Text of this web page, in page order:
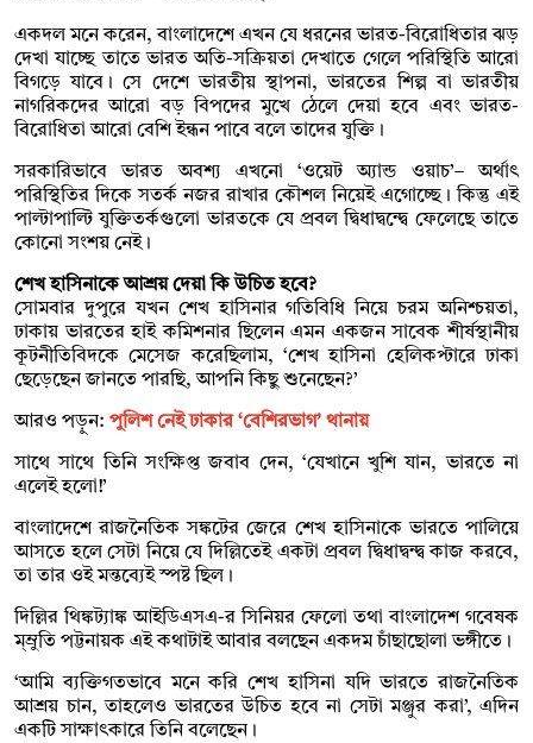
একদল মনে করেন, বাংলাদেশে এখন যে ধরনের ভারত-বিরোধিতার ঝড়
দেখা যাচ্ছে তাতে ভারত অতি-সক্রিয়তা দেখাতে গেলে পরিস্থিতি আরো
বিগড়ে যাবে। সে দেশে ভারতীয় স্থাপনা, ভারতের শিল্প বা ভারতীয়
নাগরিকদের আরো বড় বিপদের মুখে ঠেলে দেয়া হবে এবং ভারত-
বিরোধিতা আরো বেশি ইন্ধন পাবে বলে তাদের যুক্তি।
সরকারিভাবে ভারত অবশ্য এখনো ‘ওয়েট অ্যান্ড ওয়াচ’– অর্থাৎ
পরিস্থিতির দিকে সতর্ক নজর রাখার কৌশল নিয়েই এগোচ্ছে। কিন্তু এই
পাল্টাপাল্টি যুক্তিতর্কগুলো ভারতকে যে প্রবল দ্বিধাদ্বন্দ্বে ফেলেছে তাতে
কোনো সংশয় নেই।
শেখ হাসিনাকে আশ্রয় দেয়া কি উচিত হবে?
সোমবার দুপুরে যখন শেখ হাসিনার গতিবিধি নিয়ে চরম অনিশ্চয়তা,
ঢাকায় ভারতের হাই কমিশনার ছিলেন এমন একজন সাবেক শীর্ষস্থানীয়
কূটনীতিবিদকে মেসেজ করেছিলাম, ‘শেখ হাসিনা হেলিকপ্টারে ঢাকা
ছেড়েছেন জানতে পারছি, আপনি কিছু শুনেছেন?’
আরও পড়ুন: পুলিশ নেই ঢাকার ‘বেশিরভাগ’ থানায়
সাথে সাথে তিনি সংক্ষিপ্ত জবাব দেন, ‘যেখানে খুশি যান, ভারতে না
এলেই হলো!’
বাংলাদেশে রাজনৈতিক সঙ্কটের জেরে শেখ হাসিনাকে ভারতে পালিয়ে
আসতে হলে সেটা নিয়ে যে দিল্লিতেই একটা প্রবল দ্বিধাদ্বন্দ্ব কাজ করবে,
তা তার ওই মন্তব্যেই স্পষ্ট ছিল।
দিল্লির থিঙ্কট্যাঙ্ক আইডিএসএ-র সিনিয়র ফেলো তথা বাংলাদেশ গবেষক
ম্ম্রুতি পট্টনায়ক এই কথাটাই আবার বলছেন একদম চাঁছাছোলা ভঙ্গীতে।
‘আমি ব্যক্তিগতভাবে মনে করি শেখ হাসিনা যদি ভারতে রাজনৈতিক
আশ্রয় চান, তাহলেও ভারতের উচিত হবে না সেটা মঞ্জুর করা’, এদিন
একটি সাক্ষাৎকারে তিনি বলেছেন।